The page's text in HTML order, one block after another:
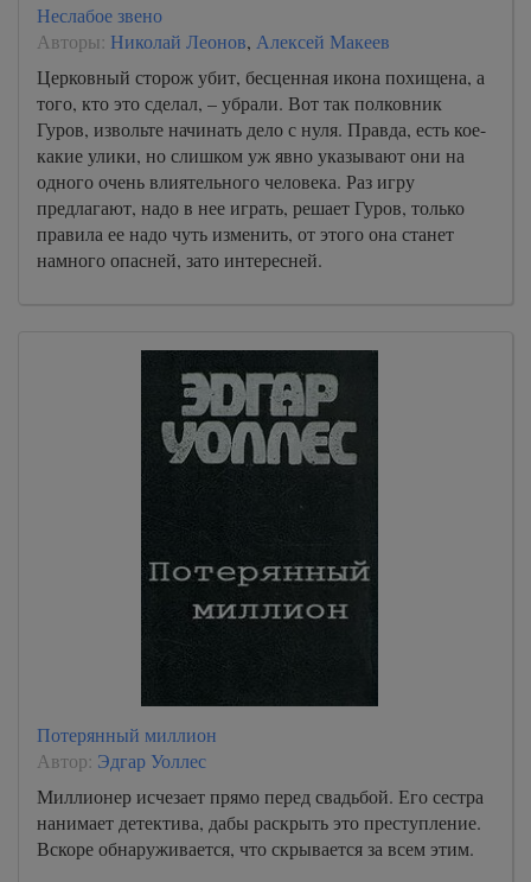
Неслабое звено
Авторы: Николай Леонов, Алексей Макеев
Церковный сторож убит, бесценная икона похищена, а
того, кто это сделал, – убрали. Вот так полковник
Гуров, извольте начинать дело с нуля. Правда, есть кое-
какие улики, но слишком уж явно указывают они на
одного очень влиятельного человека. Раз игру
предлагают, надо в нее играть, решает Гуров, только
правила ее надо чуть изменить, от этого она станет
намного опасней, зато интересней.
Потерянный миллион
Автор: Эдгар Уоллес
Миллионер исчезает прямо перед свадьбой. Его сестра
нанимает детектива, дабы раскрыть это преступление.
Вскоре обнаруживается, что скрывается за всем этим.